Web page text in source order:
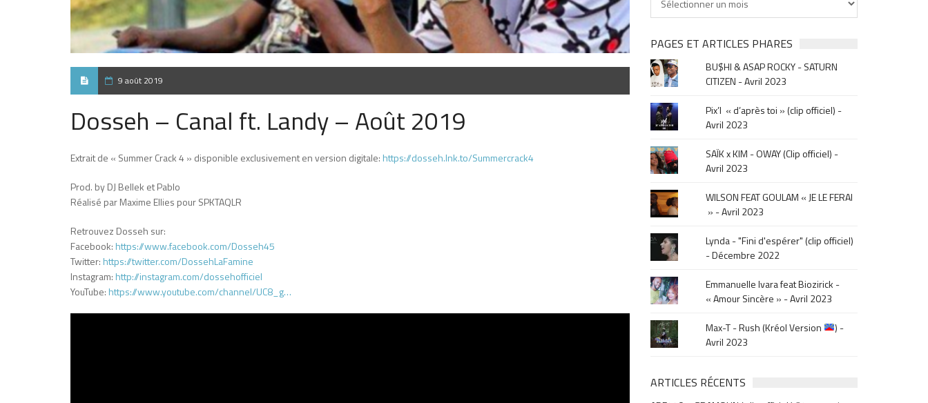
9 août 2019
Dosseh – Canal ft. Landy – Août 2019
Extrait de « Summer Crack 4 » disponible exclusivement en version digitale: https://dosseh.lnk.to/Summercrack4
Prod. by DJ Bellek et Pablo
Réalisé par Maxime Ellies pour SPKTAQLR
Retrouvez Dosseh sur:
Facebook: https://www.facebook.com/Dosseh45
Twitter: https://twitter.com/DossehLaFamine
Instagram: http://instagram.com/dossehofficiel
YouTube: https://www.youtube.com/channel/UC8_g…
cherches
&
musique,
click
sur
le
mois
de
la
sortie
.
PAGES ET ARTICLES PHARES
BU$HI & ASAP ROCKY - SATURN
CITIZEN - Avril 2023
Pix’l « d’après toi » (clip officiel) -
Avril 2023
SAÏK x KIM - OWAY (Clip officiel) -
Avril 2023
WILSON FEAT GOULAM « JE LE FERAI
» - Avril 2023
Lynda - "Fini d'espérer" (clip officiel)
- Décembre 2022
Emmanuelle Ivara feat Biozirick -
« Amour Sincère » - Avril 2023
Max-T - Rush (Kréol Version
) -
Avril 2023
ARTICLES RÉCENTS